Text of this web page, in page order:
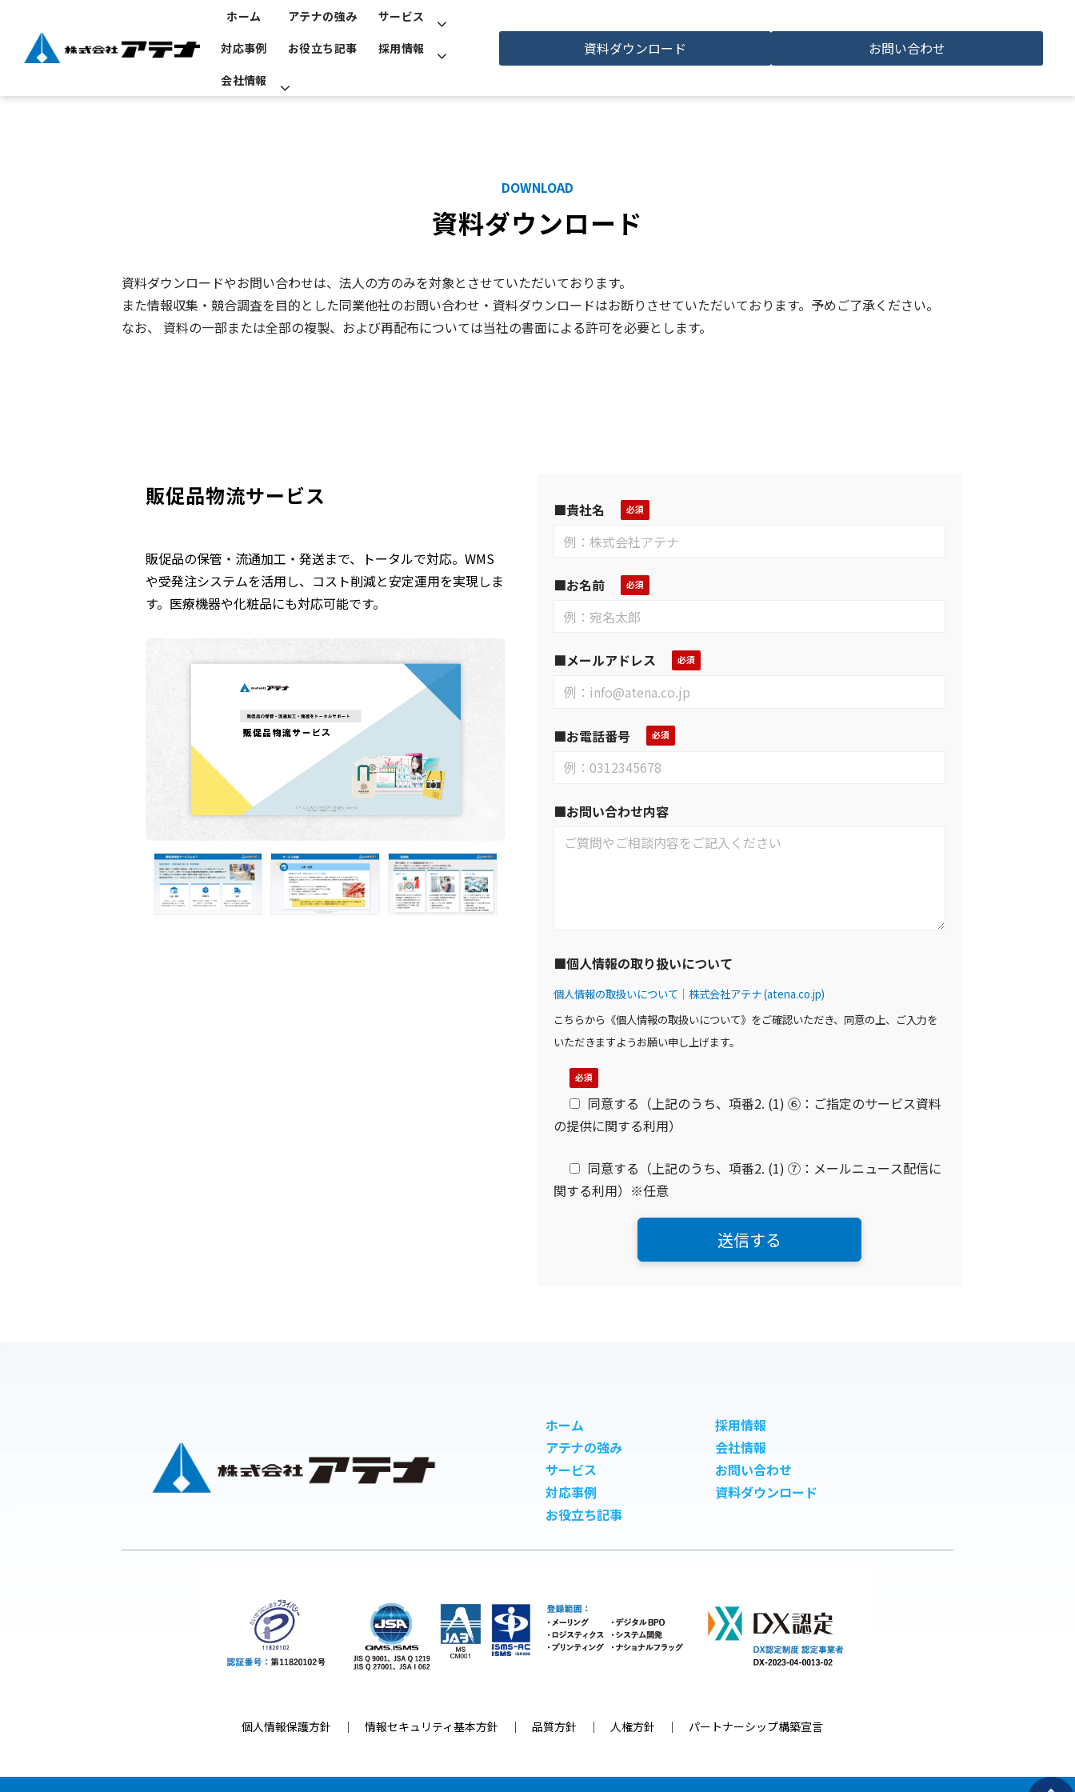
ホーム アテナの強み
サービス
対応事例
お役立ち記事
採用情報
会社情報
資料ダウンロード お問い合わせ
DOWNLOAD
資料ダウンロード
資料ダウンロードやお問い合わせは、法人の方のみを対象とさせていただいております。
また情報収集・競合調査を目的とした同業他社のお問い合わせ・資料ダウンロードはお断りさせていただいております。予めご了承ください。
なお、 資料の一部または全部の複製、および再配布については当社の書面による許可を必要とします。
販促品物流サービス
販促品の保管・流通加工・発送まで、トータルで対応。WMS
や受発注システムを活用し、コスト削減と安定運用を実現しま
す。医療機器や化粧品にも対応可能です。
■貴社名
■お名前
■メールアドレス
■お電話番号
■お問い合わせ内容
■個人情報の取り扱いについて
個人情報の取扱いについて｜株式会社アテナ (atena.co.jp)
こちらから《個人情報の取扱いについて》をご確認いただき、同意の上、ご入力を
いただきますようお願い申し上げます。
同意する（上記のうち、項番2. (1) ⑥：ご指定のサービス資料
の提供に関する利用）
同意する（上記のうち、項番2. (1) ⑦：メールニュース配信に
関する利用）※任意
ホーム
アテナの強み
サービス
対応事例
お役立ち記事
採用情報
会社情報
お問い合わせ
資料ダウンロード
個人情報保護方針 ｜ 情報セキュリティ基本方針 ｜ 品質方針 ｜ 人権方針 ｜ パートナーシップ構築宣言